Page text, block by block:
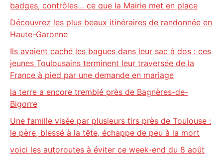
badges, contrôles… ce que la Mairie met en place
Découvrez les plus beaux itinéraires de randonnée en
Haute-Garonne
Ils avaient caché les bagues dans leur sac à dos : ces
jeunes Toulousains terminent leur traversée de la
France à pied par une demande en mariage
la terre a encore tremblé près de Bagnères-de-
Bigorre
Une famille visée par plusieurs tirs près de Toulouse :
le père, blessé à la tête, échappe de peu à la mort
voici les autoroutes à éviter ce week-end du 8 août